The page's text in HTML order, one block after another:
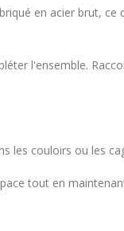
en acier brut, ce
l'ensemble.
les couloirs ou les
tout en